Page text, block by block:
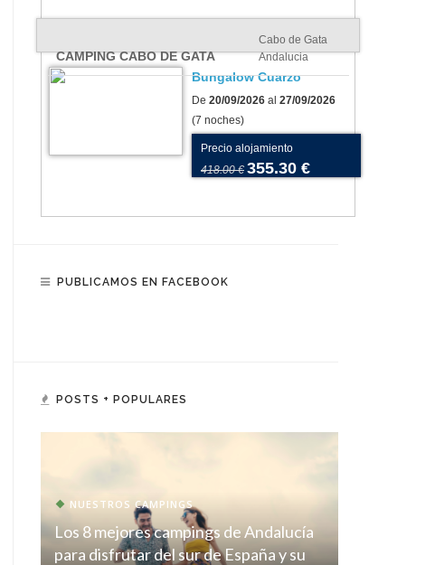
esplendor
CAMPING CABO DE GATA
Cabo de Gata
Andalucia
Bungalow Cuarzo
De 20/09/2026 al 27/09/2026
(7 noches)
Precio alojamiento
418.00 € 355.30 €
PUBLICAMOS EN FACEBOOK
POSTS + POPULARES
NUESTROS CAMPINGS
Los 8 mejores campings de Andalucía
para disfrutar del sur de España y su